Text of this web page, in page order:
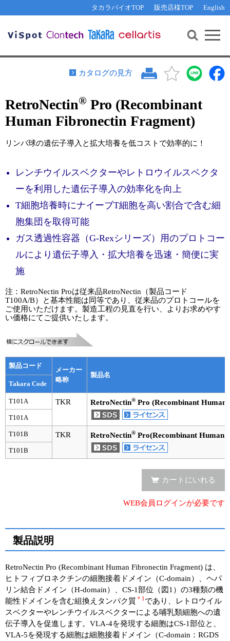
タカラバイオTOP 販売店様TOP English
機能解析・サイレンシング
PCR・等温増幅
リアルタイムPCR（qPCR）
装置・ソフトウェア
サンプル請求
テクニカルサポートライン
その他 ライセンスに関するご相談
遺伝子組換え生物該当製品
研究支援ツール
Cut-Site Navigator 制限酵素切断サイトの検索
In-Fusion Cloning プライマー設計
抗体検索サイト
リアルタイムPCR（インターカレーター法）
機器ソフトウェア・ベクター配列ダウンロード
ラーニングセンター
リアルタイムPCR実験ガイド
遺伝子検査ガイド（食品・水質・家畜他）
NGSポータルサイト
幹細胞・再生医療研究ガイド
クローニング実験ガイド
細胞選択ガイド
エピジェネティクス実験ガイド
RNAi実験ガイド
アプリケーションノート
プロトコール集
お問い合わせ WEB会員登録
カタログの見方
RetroNectin® Pro (Recombinant
Human Fibronectin Fragment)
リンパ球の遺伝子導入と拡大培養を低コストで効率的に！
レンチウイルスベクターやレトロウイルスベクタ
ーを利用した遺伝子導入の効率化を向上
T細胞培養時にナイーブT細胞を高い割合で含む細
胞集団を取得可能
ガス透過性容器（G-Rexシリーズ）用のプロトコー
ルにより遺伝子導入・拡大培養を迅速・簡便に実
施
注：RetroNectin Proは従来品RetroNectin（製品コード
T100A/B）と基本性能は同等であり、従来品のプロトコールを
ご使用いただけます。製造工程の見直を行い、よりお求めやす
い価格にてご提供いたします。
製品コード
メーカー
略称
製品名
Takara Code
T101A TKR RetroNectin® Pro (Recombinant Human
T101A
T101B TKR RetroNectin® Pro(Recombinant Human
T101B
カートにいれる
WEB会員ログインが必要です
製品説明
RetroNectin Pro (Recombinant Human Fibronectin Fragment) は、
ヒトフィブロネクチンの細胞接着ドメイン（C-domain）、ヘパ
リン結合ドメイン（H-domain）、CS-1部位（図1）の3種類の機
能性ドメインを含む組換えタンパク質 ＊1 であり、レトロウイル
スベクターやレンチウイルスベクターによる哺乳類細胞への遺
伝子導入を促進します。VLA-4を発現する細胞はCS-1部位と、
VLA-5を発現する細胞は細胞接着ドメイン（C-domain：RGDS